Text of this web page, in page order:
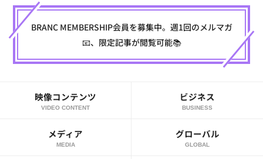
BRANC MEMBERSHIP会員を募集中。週1回のメルマガ
📧、限定記事が閲覧可能📚
映像コンテンツ
VIDEO CONTENT
ビジネス
BUSINESS
メディア
MEDIA
グローバル
GLOBAL